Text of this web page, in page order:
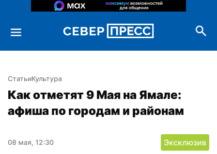
СтатьиКультура
Как отметят 9 Мая на Ямале:
афиша по городам и районам
08 мая, 12:30 Эксклюзив